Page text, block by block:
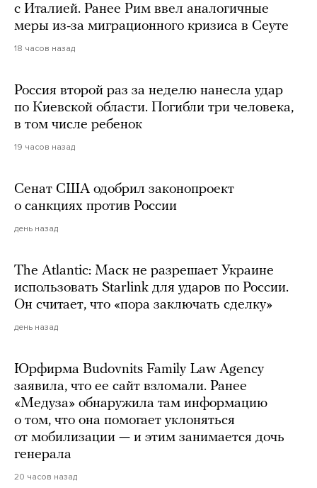
с Италией. Ранее Рим ввел аналогичные
меры из-за миграционного кризиса в Сеуте
18 часов назад
Россия второй раз за неделю нанесла удар
по Киевской области. Погибли три человека,
в том числе ребенок
19 часов назад
Сенат США одобрил законопроект
о санкциях против России
день назад
The Atlantic: Маск не разрешает Украине
использовать Starlink для ударов по России.
Он считает, что «пора заключать сделку»
день назад
Юрфирма Budovnits Family Law Agency
заявила, что ее сайт взломали. Ранее
«Медуза» обнаружила там информацию
о том, что она помогает уклоняться
от мобилизации — и этим занимается дочь
генерала
20 часов назад